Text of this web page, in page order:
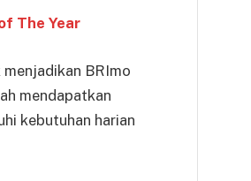
The Year
BRImo
mendapatkan
kebutuhan harian